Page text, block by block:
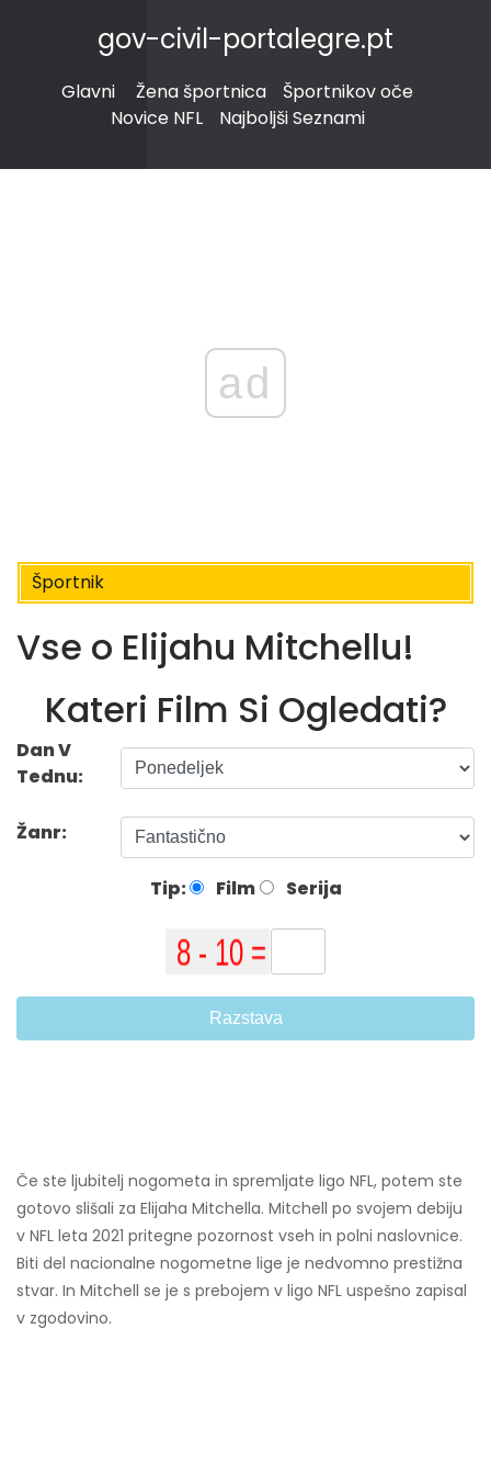
gov-civil-portalegre.pt
Glavni Žena športnica
Športnikov oče
Novice NFL
Najboljši Seznami
ad
Športnik
Vse o Elijahu Mitchellu!
Kateri Film Si Ogledati?
Dan V
Tednu:
Žanr:
Tip: Film Serija
Razstava
Če ste ljubitelj nogometa in spremljate ligo NFL, potem ste
gotovo slišali za Elijaha Mitchella. Mitchell po svojem debiju
v NFL leta 2021 pritegne pozornost vseh in polni naslovnice.
Biti del nacionalne nogometne lige je nedvomno prestižna
stvar. In Mitchell se je s prebojem v ligo NFL uspešno zapisal
v zgodovino.